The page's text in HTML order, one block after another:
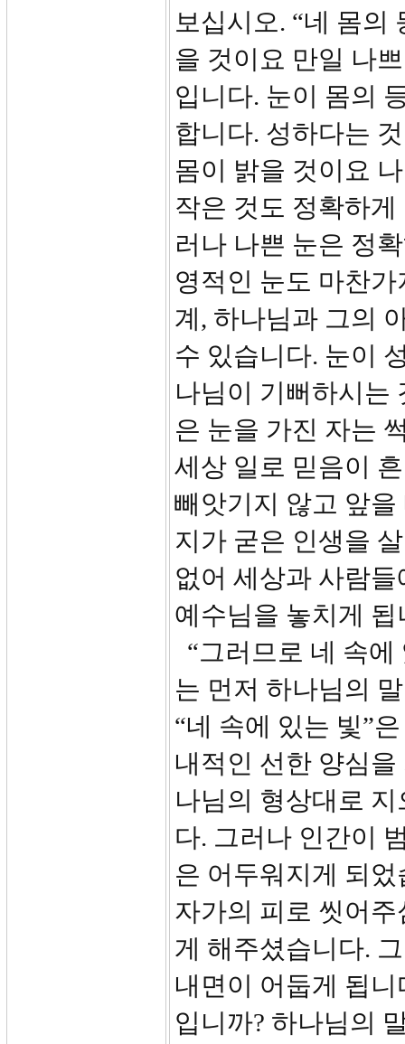
보십시오. “네 몸의
을 것이요 만일 나
입니다. 눈이 몸의
합니다. 성하다는
몸이 밝을 것이요
작은 것도 정확하
러나 나쁜 눈은 정
영적인 눈도 마찬
계, 하나님과 그의
수 있습니다. 눈이
나님이 기뻐하시는
은 눈을 가진 자는
세상 일로 믿음이
빼앗기지 않고 앞
지가 굳은 인생을
없어 세상과 사람
예수님을 놓치게 됩
“그러므로 네 속
는 먼저 하나님의
“네 속에 있는 빛”
내적인 선한 양심
나님의 형상대로
다. 그러나 인간이
은 어두워지게 되
자가의 피로 씻어
게 해주셨습니다.
내면이 어둡게 됩
입니까? 하나님의